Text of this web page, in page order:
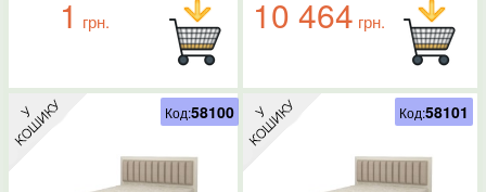
1 грн. 10 464 грн.
Код:58100 Код:58101